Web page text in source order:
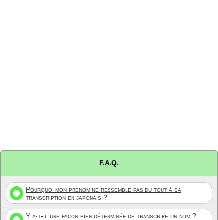
F.A.Q.
Pourquoi mon prénom ne ressemble pas du tout à sa
transcription en japonais ?
Y a-t-il une façon bien déterminée de transcrire un nom ?